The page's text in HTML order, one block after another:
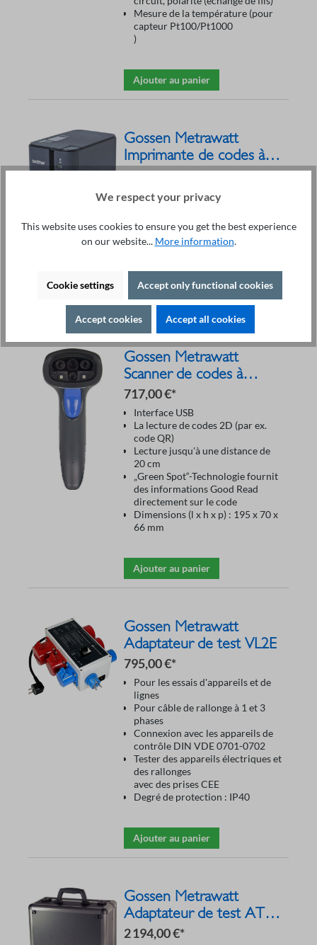
Mesure de la température (pour
capteur Pt100/Pt1000
)
Ajouter au panier
Gossen Metrawatt
Imprimante de codes à
barres Z721E
696,00 €*
Vitesse d'impression : jusqu'à 80
mm par seconde
Entrée de texte par clavier PC
Résolution d'impression : 360 dpi
Ajouter au panier
Gossen Metrawatt
Scanner de codes à
barres Z751A
717,00 €*
Interface USB
La lecture de codes 2D (par ex.
code QR)
Lecture jusqu'à une distance de
20 cm
„Green Spot“-Technologie fournit
des informations Good Read
directement sur le code
Dimensions (l x h x p) : 195 x 70 x
66 mm
Ajouter au panier
Gossen Metrawatt
Adaptateur de test VL2E
795,00 €*
Pour les essais d'appareils et de
lignes
Pour câble de rallonge à 1 et 3
phases
Connexion avec les appareils de
contrôle DIN VDE 0701-0702
Tester des appareils électriques et
des rallonges
avec des prises CEE
Degré de protection : IP40
Ajouter au panier
Gossen Metrawatt
Adaptateur de test AT 3-
III-E Z745S
2 194,00 €*
We respect your privacy
This website uses cookies to ensure you get the best experience
on our website... More information.
Cookie settings Accept only functional cookies
Accept cookies Accept all cookies